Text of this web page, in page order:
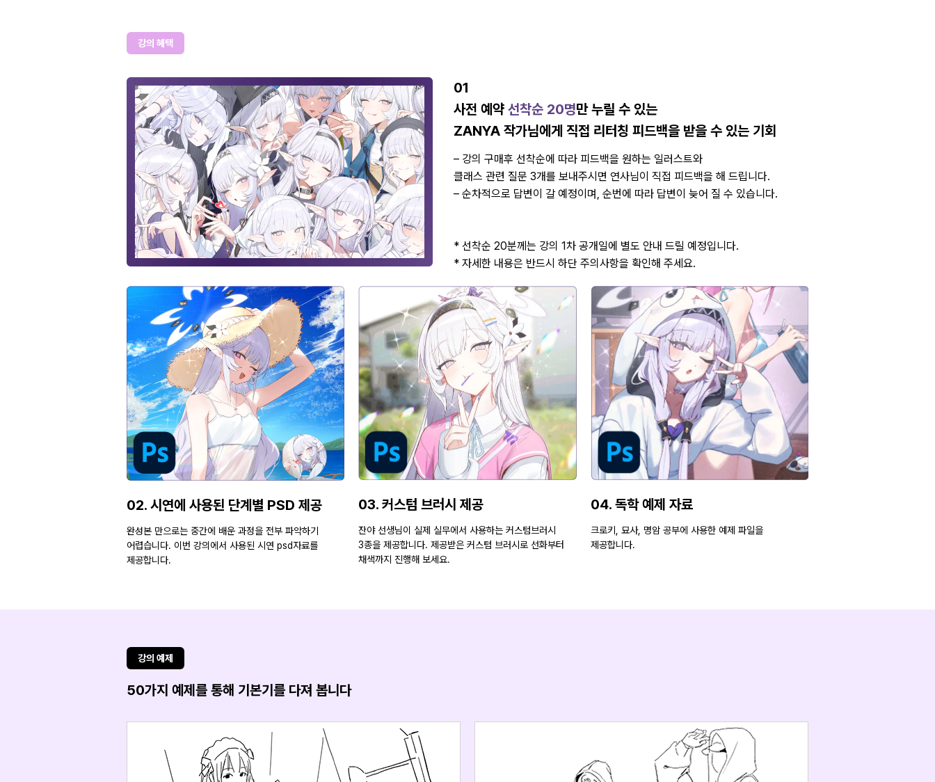
강의 혜택
01
사전 예약 선착순 20명만 누릴 수 있는
ZANYA 작가님에게 직접 리터칭 피드백을 받을 수 있는 기회
– 강의 구매후 선착순에 따라 피드백을 원하는 일러스트와
클래스 관련 질문 3개를 보내주시면 연사님이 직접 피드백을 해 드립니다.
– 순차적으로 답변이 갈 예정이며, 순번에 따라 답변이 늦어 질 수 있습니다.
* 선착순 20분께는 강의 1차 공개일에 별도 안내 드릴 예정입니다.
* 자세한 내용은 반드시 하단 주의사항을 확인해 주세요.
02. 시연에 사용된 단계별 PSD 제공
완성본 만으로는 중간에 배운 과정을 전부 파악하기
어렵습니다. 이번 강의에서 사용된 시연 psd자료를
제공합니다.
03. 커스텀 브러시 제공
잔야 선생님이 실제 실무에서 사용하는 커스텀브러시
3종을 제공합니다. 제공받은 커스텀 브러시로 선화부터
채색까지 진행해 보세요.
04. 독학 예제 자료
크로키, 묘사, 명암 공부에 사용한 예제 파일을
제공합니다.
강의 예제
50가지 예제를 통해 기본기를 다져 봅니다